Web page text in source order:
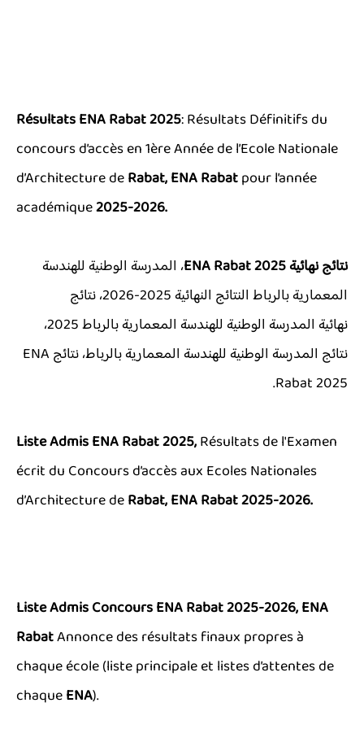
Résultats ENA Rabat 2025: Résultats Définitifs du
concours d’accès en 1ère Année de l’Ecole Nationale
d’Architecture deRabat,ENA Rabatpour l’année
académique2025-2026.
نتائج نهائيةENA Rabat 2025، المدرسة الوطنية للهندسة
المعمارية بالرباط النتائج النهائية 2025-2026، نتائج
نهائية المدرسة الوطنية للهندسة المعمارية بالرباط 2025،
نتائج المدرسة الوطنية للهندسة المعمارية بالرباط، نتائج ENA
Rabat 2025.
Liste AdmisENA Rabat 2025,Résultats de l'Examen
écrit du Concours d’accès aux Ecoles Nationales
d’Architecture deRabat,ENA Rabat2025-2026.
Liste Admis Concours ENARabat2025-2026,ENA
RabatAnnonce des résultats finaux propres à
chaque école (liste principale et listes d’attentes de
chaqueENA).